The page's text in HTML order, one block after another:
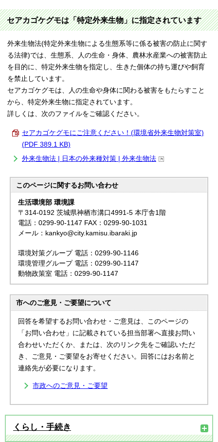
セアカゴケグモは「特定外来生物」に指定されています
外来生物法(特定外来生物による生態系等に係る被害の防止に関す
る法律)では、生態系、人の生命・身体、農林水産業への被害防止
を目的に、特定外来生物を指定し、生きた個体の持ち運びや飼育
を禁止しています。
セアカゴケグモは、人の生命や身体に関わる被害をもたらすこと
から、特定外来生物に指定されています。
詳しくは、次のファイルをご確認ください。
セアカゴケグモにご注意ください！(環境省外来生物対策室)
(PDF 389.1 KB)
外来生物法 | 日本の外来種対策 | 外来生物法
このページに関するお問い合わせ
生活環境部 環境課
〒314-0192 茨城県神栖市溝口4991-5 本庁舎1階
電話：0299-90-1147 FAX：0299-90-1031
メール：kankyo@city.kamisu.ibaraki.jp
環境対策グループ 電話：0299-90-1146
環境管理グループ 電話：0299-90-1147
動物政策室 電話：0299-90-1147
市へのご意見・ご要望について
回答を希望するお問い合わせ・ご意見は、このページの
「お問い合わせ」に記載されている担当部署へ直接お問い
合わせいただくか、または、次のリンク先をご確認いただ
き、ご意見・ご要望をお寄せください。回答にはお名前と
連絡先が必要になります。
市政へのご意見・ご要望
くらし・手続き